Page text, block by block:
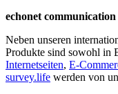
echonet
Neben unseren
Produkte sind sowohl in
Internetseiten, E-
survey.life werden von